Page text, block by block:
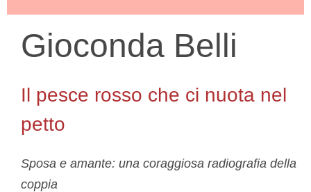
Gioconda Belli
Il pesce rosso che ci nuota nel
petto
Sposa e amante: una coraggiosa radiografia della
coppia